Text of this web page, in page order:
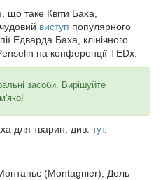
що таке Квіти Баха,
виступ популярного
Едварда Баха, клінічного
на конференції TEDx.
засоби. Вирішуйте
для тварин, див. тут.
(Montagnier), Дель